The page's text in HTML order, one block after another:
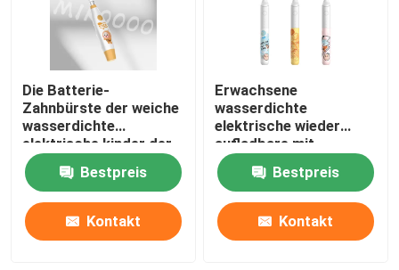
Die Batterie-
Zahnbürste der weiche
wasserdichte
elektrische kinder der
Zahnbürsten-IPX7
ReinigungsBestpreis
Kontakt
Erwachsene
wasserdichte
elektrische wieder
aufladbare mit
Ultraschallzahnbürste
der Zahnbürsten-IPX7
Bestpreis
Kontakt